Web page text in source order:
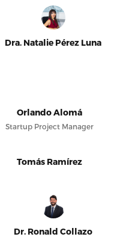
Dra. Natalie Pérez Luna
Orlando Alomá
Startup Project Manager
Tomás Ramírez
Dr. Ronald Collazo